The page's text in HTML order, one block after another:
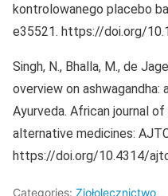
kontrolowanego placebo
e35521. https://doi.org/
Singh, N., Bhalla, M., de
overview on ashwagandha:
Ayurveda. African journal
alternative medicines:
https://doi.org/10.4314/
Categories: Ziołolecznictwo